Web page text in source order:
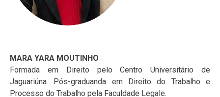
MARA YARA MOUTINHO
Formada em Direito pelo Centro Universitário de
Jaguariúna. Pós-graduanda em Direito do Trabalho e
Processo do Trabalho pela Faculdade Legale.